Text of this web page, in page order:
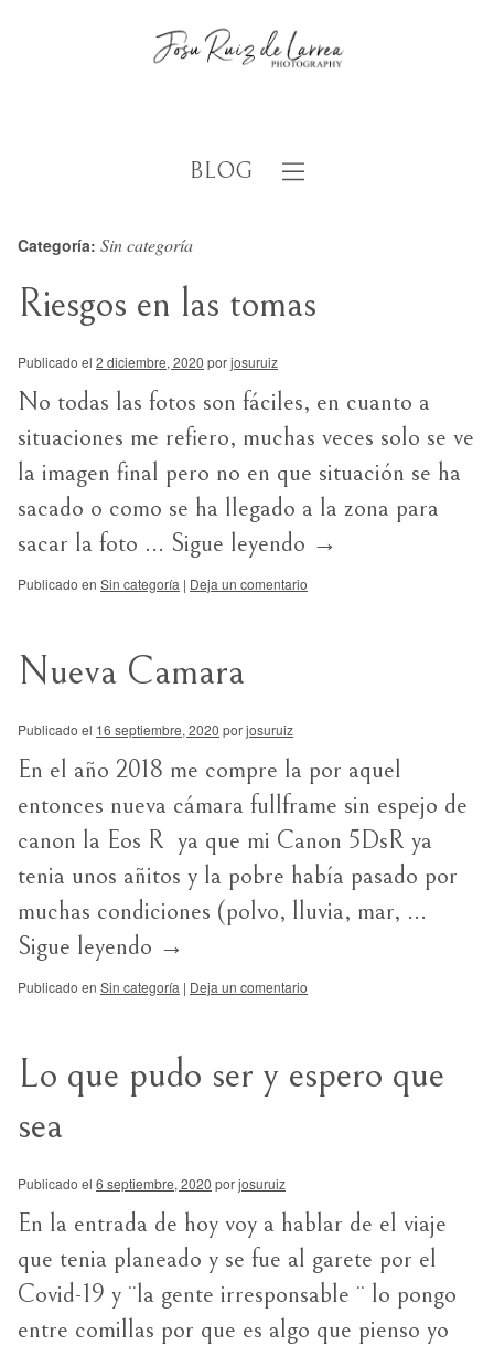
BLOG
Categoría: Sin categoría
Riesgos en las tomas
Publicado el 2 diciembre, 2020 porjosuruiz
No todas las fotos son fáciles, en cuanto a
situaciones me refiero, muchas veces solo se ve
la imagen final pero no en que situación se ha
sacado o como se ha llegado a la zona para
sacar la foto … Sigue leyendo →
Publicado en Sin categoría | Deja un comentario
Nueva Camara
Publicado el 16 septiembre, 2020 porjosuruiz
En el año 2018 me compre la por aquel
entonces nueva cámara fullframe sin espejo de
canon la Eos R ya que mi Canon 5DsR ya
tenia unos añitos y la pobre había pasado por
muchas condiciones (polvo, lluvia, mar, …
Sigue leyendo →
Publicado en Sin categoría | Deja un comentario
Lo que pudo ser y espero que
sea
Publicado el 6 septiembre, 2020 porjosuruiz
En la entrada de hoy voy a hablar de el viaje
que tenia planeado y se fue al garete por el
Covid-19 y ¨la gente irresponsable ¨ lo pongo
entre comillas por que es algo que pienso yo